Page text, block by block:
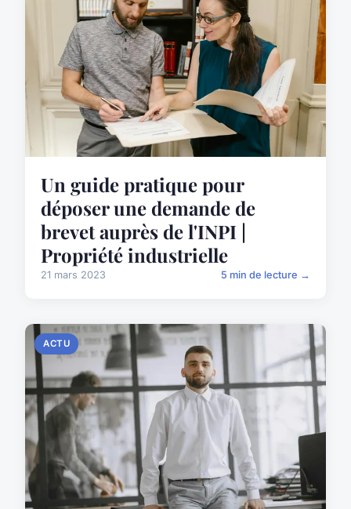
Un guide pratique pour
déposer une demande de
brevet auprès de l'INPI |
Propriété industrielle
21 mars 2023 5 min de lecture →
ACTU